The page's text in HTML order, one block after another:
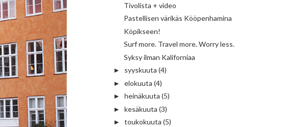
Tivolista + video
Pastellisen värikäs Kööpenhamina
Köpikseen!
Surf more. Travel more. Worry less.
Syksy ilman Kaliforniaa
► syyskuuta (4)
► elokuuta (4)
► heinäkuuta (5)
► kesäkuuta (3)
► toukokuuta (5)